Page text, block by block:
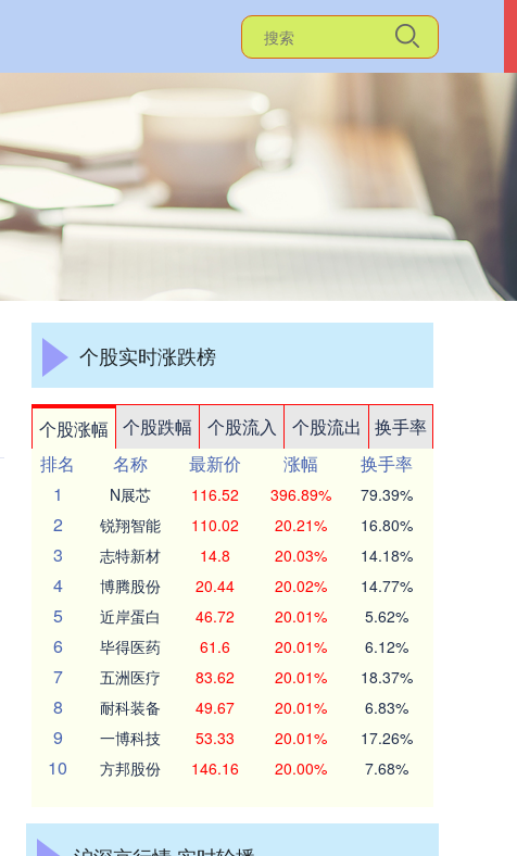
个股实时涨跌榜
个股涨幅 个股跌幅 个股流入 个股流出
换手率
排名
名称 最新价 涨幅
换手率
1
N展芯 116.52 396.89% 79.39%
2 锐翔智能 110.02 20.21% 16.80%
3 志特新材 14.8 20.03% 14.18%
4 博腾股份 20.44 20.02% 14.77%
5 近岸蛋白 46.72 20.01% 5.62%
6 毕得医药 61.6 20.01% 6.12%
7 五洲医疗 83.62 20.01% 18.37%
8 耐科装备 49.67 20.01% 6.83%
9 一博科技 53.33 20.01% 17.26%
10 方邦股份 146.16 20.00% 7.68%